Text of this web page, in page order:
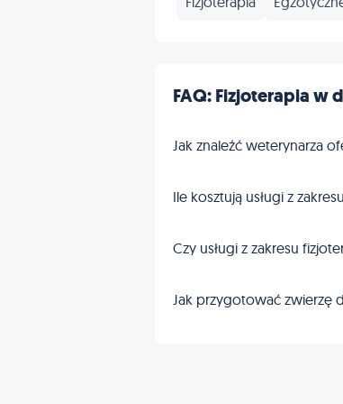
FAQ: Fizjoterapia w
Jak znaleźć weterynarza
Ile kosztują usługi z
Czy usługi z zakresu
Jak przygotować zwierzę